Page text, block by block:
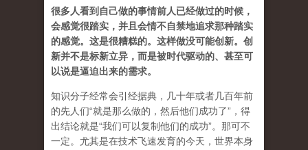
很多人看到自己做的事情前人已经做过的时候，
会感觉很踏实，并且会情不自禁地追求那种踏实
的感觉。这是很糟糕的。这样做没可能创新。创
新并不是标新立异，而是被时代驱动的、甚至可
以说是逼迫出来的需求。
知识分子经常会引经据典，几十年或者几百年前
的先人们“就是那么做的，然后他们成功了”，得
出结论就是“我们可以复制他们的成功”。那可不
一定。尤其是在技术飞速发育的今天，世界本身